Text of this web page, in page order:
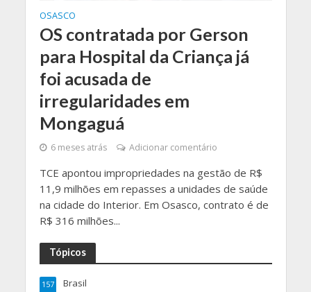
OSASCO
OS contratada por Gerson
para Hospital da Criança já
foi acusada de
irregularidades em
Mongaguá
6 meses atrás Adicionar comentário
TCE apontou impropriedades na gestão de R$
11,9 milhões em repasses a unidades de saúde
na cidade do Interior. Em Osasco, contrato é de
R$ 316 milhões...
Tópicos
Brasil
157